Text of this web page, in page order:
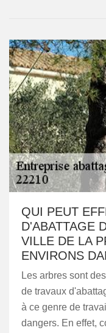
QUI PEUT
D'ABATTAGE
VILLE DE LA
ENVIRONS
Les arbres sont
de travaux
à ce genre de
dangers. En effet,